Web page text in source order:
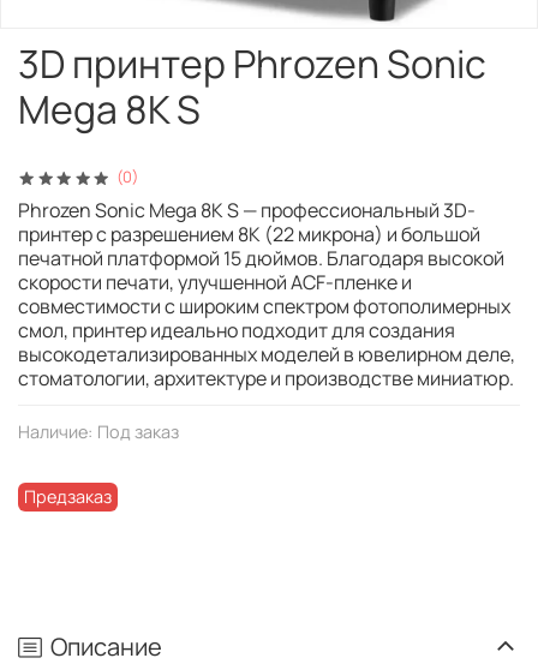
(0)
Наличие: Под заказ
Предзаказ
3D принтер Phrozen Sonic
Mega 8K S
Phrozen Sonic Mega 8K S — профессиональный 3D-
принтер с разрешением 8K (22 микрона) и большой
печатной платформой 15 дюймов. Благодаря высокой
скорости печати, улучшенной ACF-пленке и
совместимости с широким спектром фотополимерных
смол, принтер идеально подходит для создания
высокодетализированных моделей в ювелирном деле,
стоматологии, архитектуре и производстве миниатюр.
Описание